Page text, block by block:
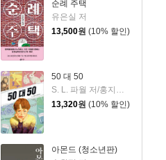
순례 주택
유은실 저
13,500원 (10% 할인)
50 대 50
S. L. 파월 저/홍지연 역
13,320원 (10% 할인)
아몬드 (청소년판)
초록개구리